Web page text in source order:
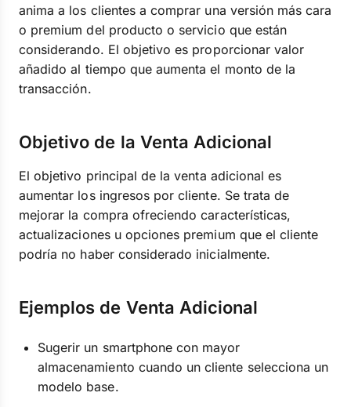
anima a los clientes a comprar una versión más cara
o premium del producto o servicio que están
considerando. El objetivo es proporcionar valor
añadido al tiempo que aumenta el monto de la
transacción.
Objetivo de la Venta Adicional
El objetivo principal de la venta adicional es
aumentar los ingresos por cliente. Se trata de
mejorar la compra ofreciendo características,
actualizaciones u opciones premium que el cliente
podría no haber considerado inicialmente.
Ejemplos de Venta Adicional
Sugerir un smartphone con mayor
almacenamiento cuando un cliente selecciona un
modelo base.